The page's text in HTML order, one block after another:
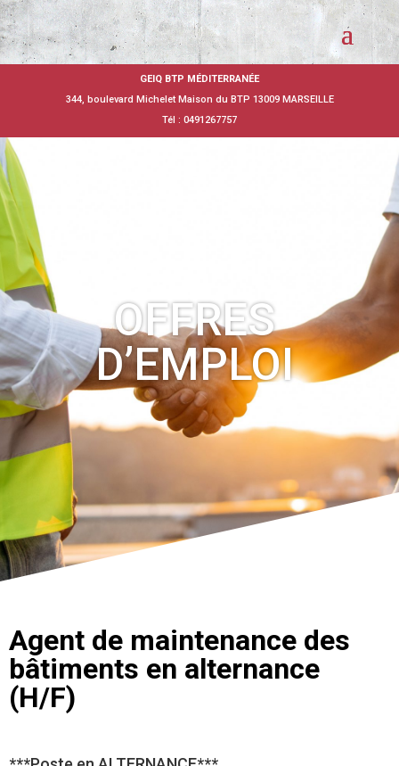
GEIQ BTP MÉDITERRANÉE
344, boulevard Michelet Maison du BTP 13009 MARSEILLE
Tél : 0491267757
OFFRES
D’EMPLOI
Agent de maintenance des
bâtiments en alternance
(H/F)